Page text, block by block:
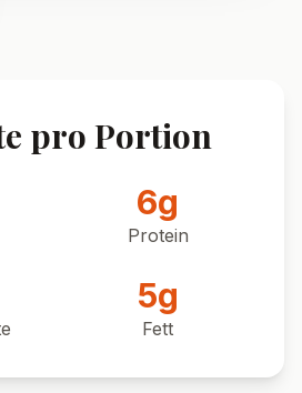
pro Portion
6g
Protein
5g
Fett